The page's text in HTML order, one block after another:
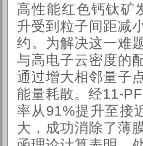
高性能红色钙钛矿
升受到粒子间距减
约。为解决这一难
与高电子云密度的
通过增大相邻量子
能量耗散。经11-
率从91%提升至接
大，成功消除了薄